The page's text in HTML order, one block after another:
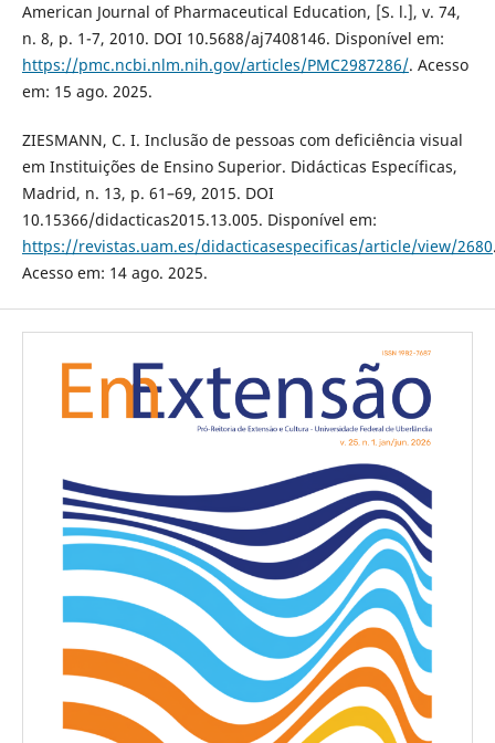
American Journal of Pharmaceutical Education, [S. l.], v. 74,
n. 8, p. 1-7, 2010. DOI 10.5688/aj7408146. Disponível em:
https://pmc.ncbi.nlm.nih.gov/articles/PMC2987286/. Acesso
em: 15 ago. 2025.
ZIESMANN, C. I. Inclusão de pessoas com deficiência visual
em Instituições de Ensino Superior. Didácticas Específicas,
Madrid, n. 13, p. 61–69, 2015. DOI
10.15366/didacticas2015.13.005. Disponível em:
https://revistas.uam.es/didacticasespecificas/article/view/2680
Acesso em: 14 ago. 2025.